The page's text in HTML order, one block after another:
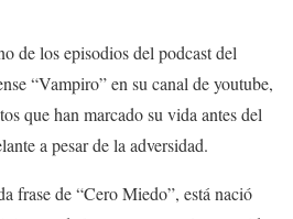
de los episodios del podcast del
“Vampiro” en su canal de youtube,
que han marcado su vida antes del
a pesar de la adversidad.
frase de “Cero Miedo”, está nació